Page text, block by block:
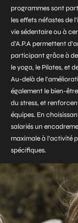
programmes sont
les effets néfastes de
vie sédentaire ou à
d’A.P.A permettent
participant grâce à
le yoga, le Pilates, et
Au-delà de
également le bien-
du stress, et
équipes. En
salariés un
maximale à l’activité
spécifiques.